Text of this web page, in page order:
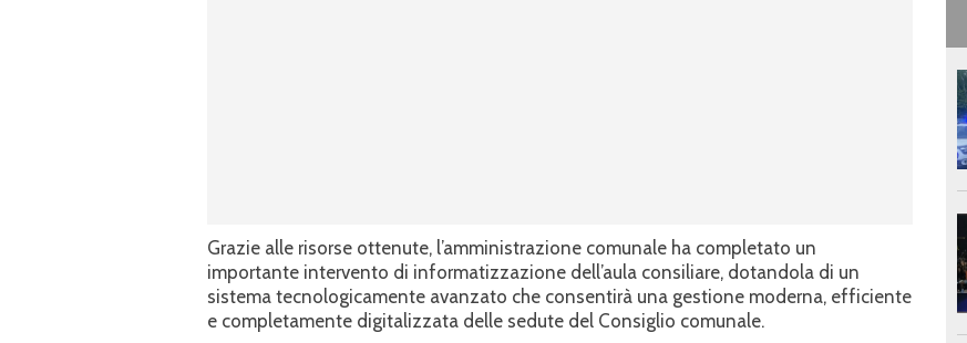
Grazie alle risorse ottenute, l’amministrazione comunale ha completato un
importante intervento di informatizzazione dell’aula consiliare, dotandola di un
sistema tecnologicamente avanzato che consentirà una gestione moderna, efficiente
e completamente digitalizzata delle sedute del Consiglio comunale.